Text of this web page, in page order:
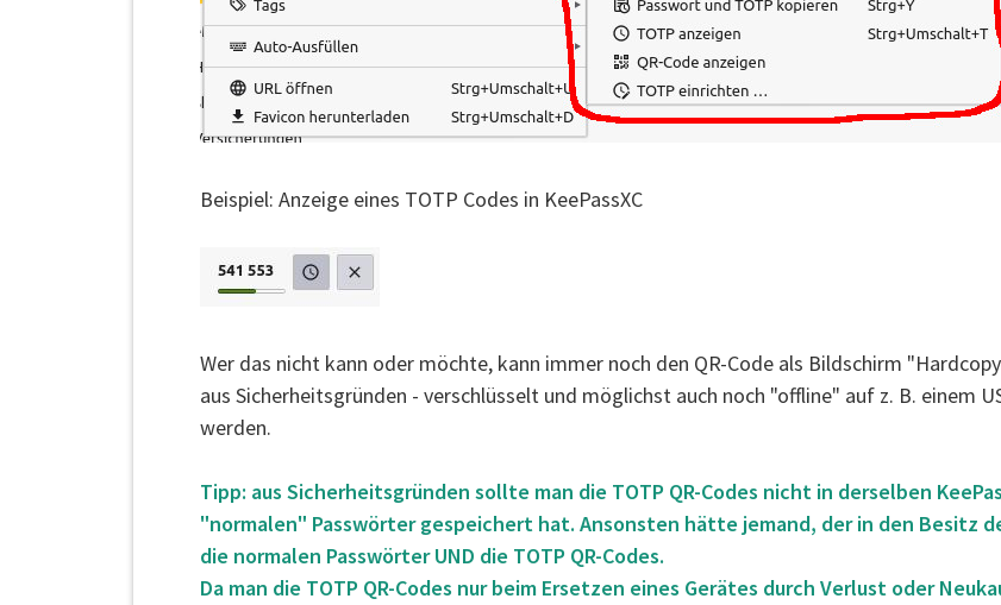
Beispiel: Anzeige eines TOTP Codes in KeePassXC
Wer das nicht kann oder möchte, kann immer noch den QR-Code als Bildschirm
aus Sicherheitsgründen - verschlüsselt und möglichst auch noch "offline" auf z. B. einem
werden.
Tipp: aus Sicherheitsgründen sollte man die TOTP QR-Codes nicht in derselben
"normalen" Passwörter gespeichert hat. Ansonsten hätte jemand, der in den Besitz
die normalen Passwörter UND die TOTP QR-Codes.
Da man die TOTP QR-Codes nur beim Ersetzen eines Gerätes durch Verlust oder